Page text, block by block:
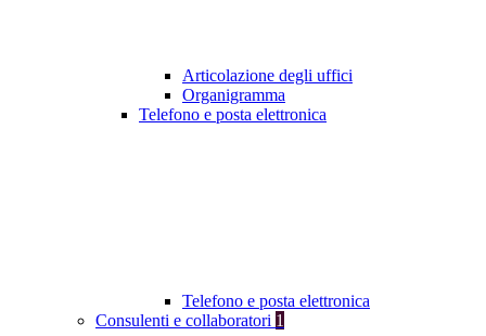
Articolazione degli uffici
Organigramma
Telefono e posta elettronica
Telefono e posta elettronica
Consulenti e collaboratori 1